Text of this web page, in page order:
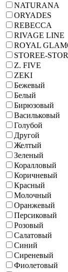
NATURANA
ORYADES
REBECCA
RIVAGE LINE
ROYAL
STOREE-
Z. FIVE
ZEKI
Бежевый
Белый
Бирюзовый
Васильковый
Голубой
Другой
Желтый
Зеленый
Коралловый
Коричневый
Красный
Молочный
Оранжевый
Персиковый
Розовый
Салатовый
Синий
Сиреневый
Фиолетовый